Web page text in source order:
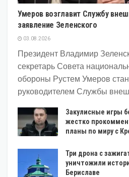
Умеров возглавит Службу
заявление Зеленского
03.08.2026
Президент Владимир
секретарь Совета
обороны Рустем Умеров
руководителем Службы
Закулисные игры
жестко
планы по миру с
Три дрона с
уничтожили
Бериславе